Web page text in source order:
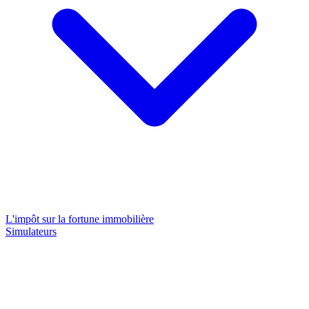
L'impôt sur la fortune immobilière
Simulateurs